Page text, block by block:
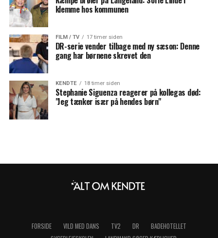
klemme hos kommunen
FILM / TV 17 timer siden
DR-serie vender tilbage med ny sæson: Denne
gang har børnene skrevet den
KENDTE 18 timer siden
Stephanie Siguenza reagerer på kollegas død:
"Jeg tænker især på hendes børn"
FORSIDE VILD MED DANS TV2 DR
BADEHOTELLET